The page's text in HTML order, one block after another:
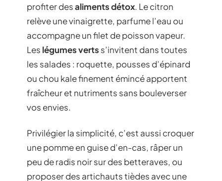
profiter desaliments détox. Le citron
relève une vinaigrette, parfume l’eau ou
accompagne un filet de poisson vapeur.
Les légumes verts s’invitent dans toutes
les salades : roquette, pousses d’épinard
ou chou kale finement émincé apportent
fraîcheur et nutriments sans bouleverser
vos envies.
Privilégier la simplicité, c’est aussi croquer
une pomme en guise d’en-cas, râper un
peu de radis noir sur des betteraves, ou
proposer des artichauts tièdes avec une